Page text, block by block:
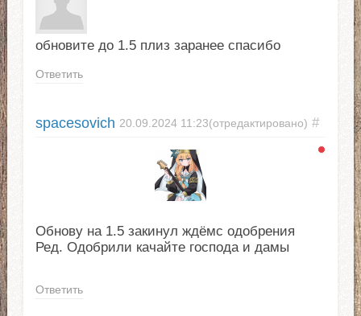
обновите до 1.5 плиз заранее спасибо
Ответить
spacesovich 20.09.2024 11:23(отредактировано) #
Обнову на 1.5 закинул ждёмс одобрения
Ред. Одобрили качайте господа и дамы
Ответить